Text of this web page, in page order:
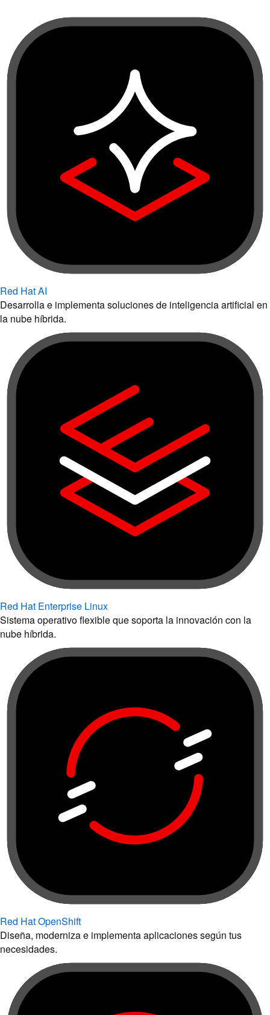
Red Hat AI
Desarrolla e implementa soluciones de inteligencia artificial en
la nube híbrida.
Red Hat Enterprise Linux
Sistema operativo flexible que soporta la innovación con la
nube híbrida.
Red Hat OpenShift
Diseña, moderniza e implementa aplicaciones según tus
necesidades.